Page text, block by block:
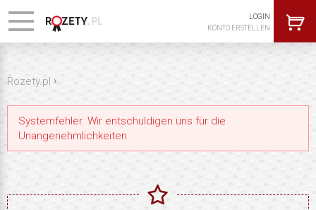
LOGIN
KONTO ERSTELLEN
Rozety.pl ›
Systemfehler. Wir entschuldigen uns für die
Unangenehmlichkeiten